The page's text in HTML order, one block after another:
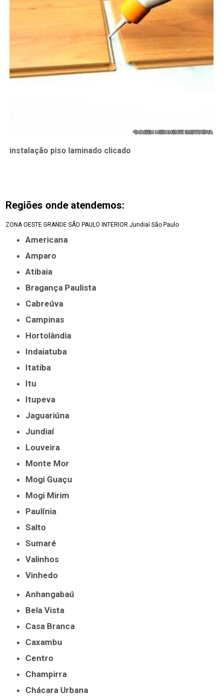
instalação piso laminado clicado
Regiões onde atendemos:
ZONA OESTE GRANDE SÃO PAULO INTERIOR Jundiaí São Paulo
Americana
Amparo
Atibaia
Bragança Paulista
Cabreúva
Campinas
Hortolândia
Indaiatuba
Itatiba
Itu
Itupeva
Jaguariúna
Jundiaí
Louveira
Monte Mor
Mogi Guaçu
Mogi Mirim
Paulínia
Salto
Sumaré
Valinhos
Vinhedo
Anhangabaú
Bela Vista
Casa Branca
Caxambu
Centro
Champirra
Chácara Urbana